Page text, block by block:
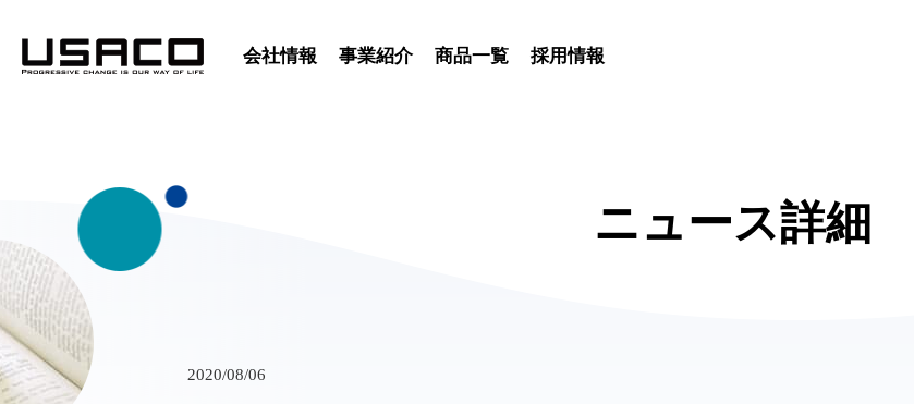
会社情報 事業紹介 商品一覧 採用情報
ニュース詳細
2020/08/06